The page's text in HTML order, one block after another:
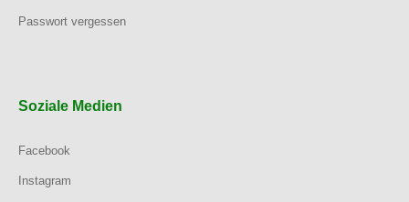
Passwort vergessen
Soziale Medien
Facebook
Instagram